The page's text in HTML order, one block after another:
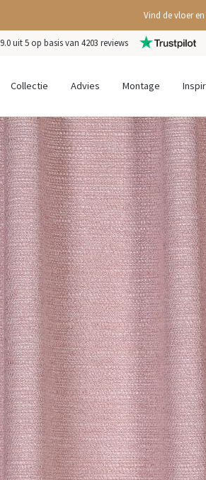
Vind de vloer
9.0 uit 5 op basis van 4203 reviews
Collectie Advies Montage